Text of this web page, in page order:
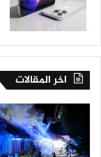
اخر المقالات